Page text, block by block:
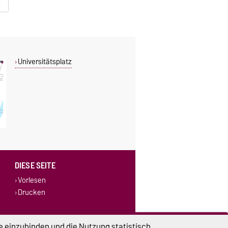
Universitätsplatz
DIESE SEITE
Vorlesen
Drucken